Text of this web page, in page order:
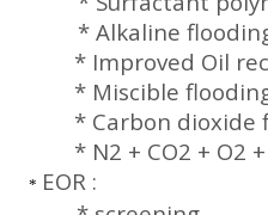
* Alkaline
* Improved Oil
* Miscible
* Carbon dioxide
* N2 + CO2 + O2
* EOR :